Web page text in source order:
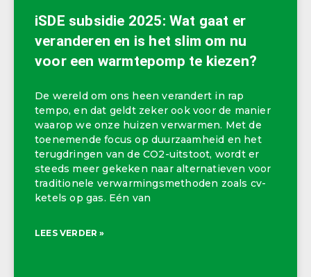
iSDE subsidie 2025: Wat gaat er
veranderen en is het slim om nu
voor een warmtepomp te kiezen?
De wereld om ons heen verandert in rap
tempo, en dat geldt zeker ook voor de manier
waarop we onze huizen verwarmen. Met de
toenemende focus op duurzaamheid en het
terugdringen van de CO2-uitstoot, wordt er
steeds meer gekeken naar alternatieven voor
traditionele verwarmingsmethoden zoals cv-
ketels op gas. Eén van
LEES VERDER »